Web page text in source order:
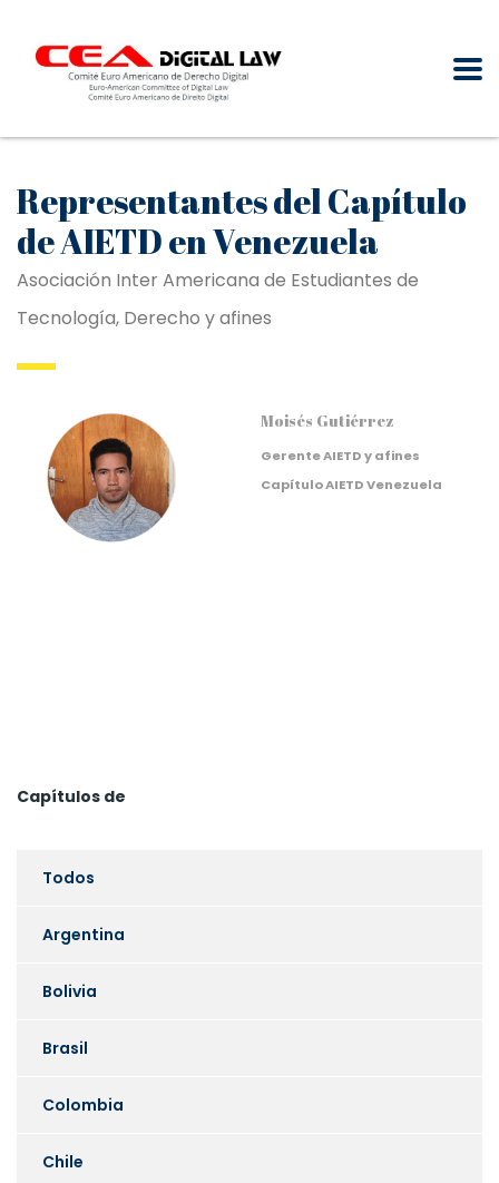
Representantes del Capítulo
de AIETD en Venezuela
Asociación Inter Americana de Estudiantes de
Tecnología, Derecho y afines
Moisés Gutiérrez
Gerente AIETD y afines
Capítulo AIETD Venezuela
Capítulos de
Todos
Argentina
Bolivia
Brasil
Colombia
Chile